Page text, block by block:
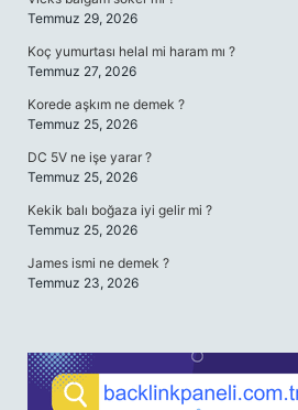
Temmuz 29, 2026
Koç yumurtası helal mi haram mı ?
Temmuz 27, 2026
Korede aşkım ne demek ?
Temmuz 25, 2026
DC 5V ne işe yarar ?
Temmuz 25, 2026
Kekik balı boğaza iyi gelir mi ?
Temmuz 25, 2026
James ismi ne demek ?
Temmuz 23, 2026